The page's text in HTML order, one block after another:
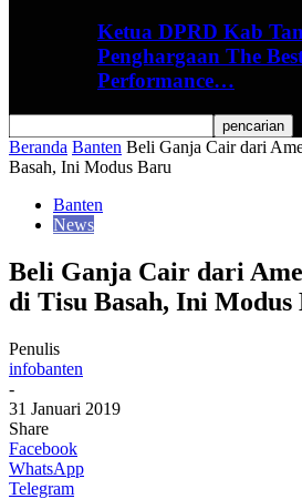
Ketua DPRD Kab
Penghargaan The
Performance…
Beranda Banten Beli Ganja Cair dari
Basah, Ini Modus Baru
Banten
News
Beli Ganja Cair dari
di Tisu Basah, Ini Modus
Penulis
infobanten
-
31 Januari 2019
Share
Facebook
WhatsApp
Telegram